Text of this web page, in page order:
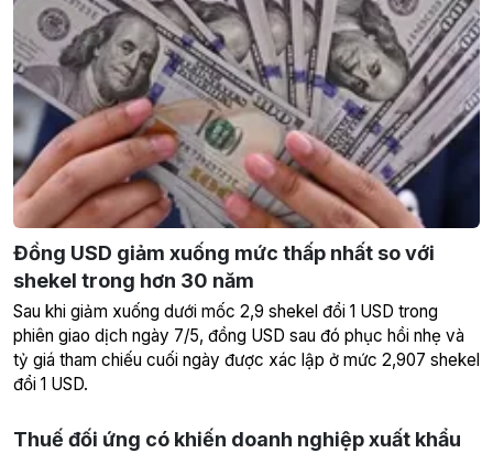
Đồng USD giảm xuống mức thấp nhất so với
shekel trong hơn 30 năm
Sau khi giảm xuống dưới mốc 2,9 shekel đổi 1 USD trong
phiên giao dịch ngày 7/5, đồng USD sau đó phục hồi nhẹ và
tỷ giá tham chiếu cuối ngày được xác lập ở mức 2,907 shekel
đổi 1 USD.
Thuế đối ứng có khiến doanh nghiệp xuất khẩu